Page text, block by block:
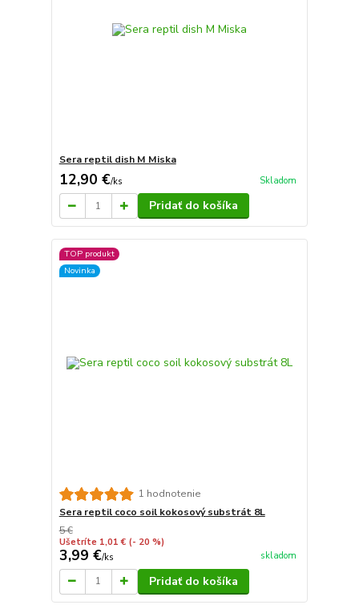
Sera reptil dish M Miska
12,90 €/ks Skladom
Pridať do košíka
TOP produkt
Novinka
1 hodnotenie
Sera reptil coco soil kokosový substrát 8L
5 €
Ušetríte 1,01 € (- 20 %)
3,99 €/ks skladom
Pridať do košíka